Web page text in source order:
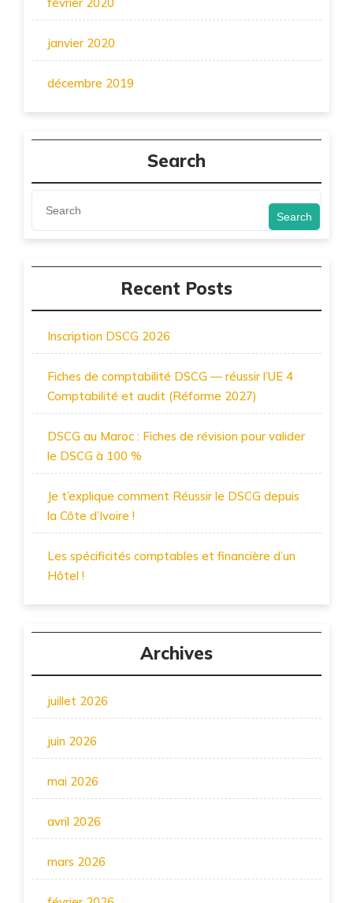
janvier 2020
décembre 2019
Search
Search
Recent Posts
Inscription DSCG 2026
Fiches de comptabilité DSCG — réussir l’UE 4
Comptabilité et audit (Réforme 2027)
DSCG au Maroc : Fiches de révision pour valider
le DSCG à 100 %
Je t’explique comment Réussir le DSCG depuis
la Côte d’Ivoire !
Les spécificités comptables et financière d’un
Hôtel !
Archives
juillet 2026
juin 2026
mai 2026
avril 2026
mars 2026